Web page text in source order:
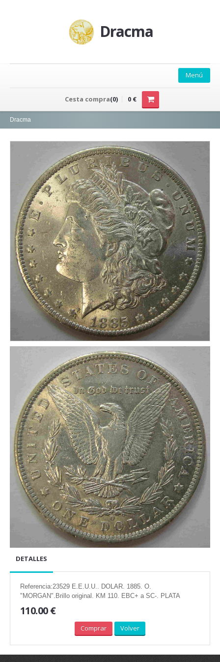
Dracma
Menú
QUIÉNES SOMOS
CONTACTO
CATÁLOGO
CATÁLOGO EXCEL
CONDICIONES DE ENVÍO
Cesta compra(0) 0 €
Dracma
DETALLES
Referencia:23529 E.E.U.U.. DOLAR. 1885. O.
"MORGAN".Brillo original. KM 110. EBC+ a SC-. PLATA
110.00 €
Comprar Volver